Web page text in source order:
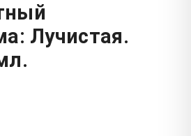
Лучистая.